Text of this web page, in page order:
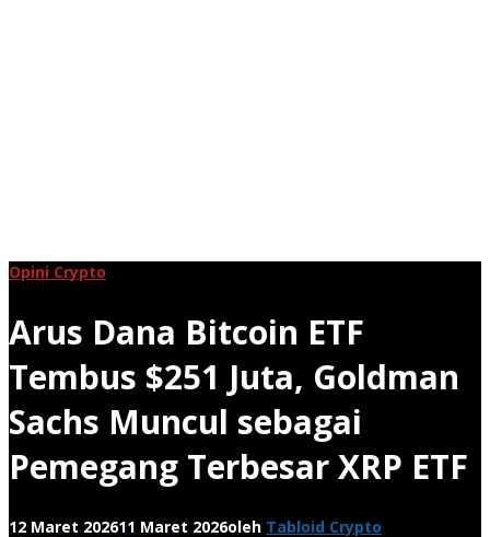
Opini Crypto
Arus Dana Bitcoin ETF
Tembus $251 Juta, Goldman
Sachs Muncul sebagai
Pemegang Terbesar XRP ETF
12 Maret 202611 Maret 2026oleh Tabloid Crypto